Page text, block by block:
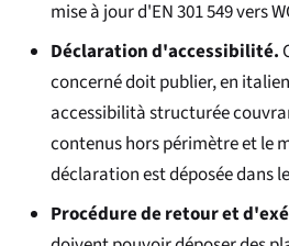
mise à jour d'EN 301 549 vers
Déclaration d'accessibilité.
concerné doit publier, en
accessibilitàstructurée
contenus hors périmètre et le
déclaration est déposée dans
Procédure de retour et